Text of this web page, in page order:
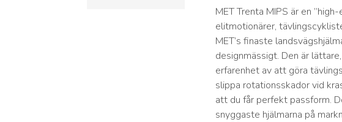
MET Trenta MIPS är en
elitmotionärer,
MET’s finaste
designmässigt. Den är
erfarenhet av att göra
slippa rotationsskador vid
att du får perfekt passform.
snyggaste hjälmarna på